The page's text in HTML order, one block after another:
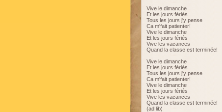
Vive le dimanche
Et les jours fériés
Tous les jours j'y pense
Ca m'fait patienter!
Vive le dimanche
Et les jours fériés
Vive les vacances
Quand la classe est terminée!
Vive le dimanche
Et les jours fériés
Tous les jours j'y pense
Ca m'fait patienter!
Vive le dimanche
Et les jours fériés
Vive les vacances
Quand la classe est terminée!
(ad lib)